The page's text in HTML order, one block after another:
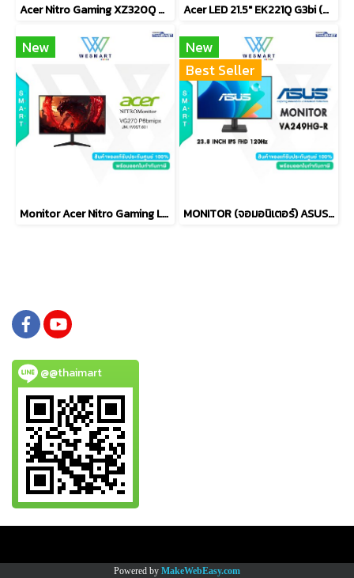
Acer Nitro Gaming XZ320Q W0bmiiphx (UM.JX0ST.001) Acer LED 21.5" EK221Q G3bi (UM.WE1ST.301)
New
Monitor Acer Nitro Gaming LED 27" VG270 P6bmipx (UM.HV0ST.601)
New
Best Seller
MONITOR (จอมอนิเตอร์) ASUS VA249HG-R - 23.8 INCH IPS FHD 120Hz ADAPTIVE-SYNC
@@thaimart
Powered by MakeWebEasy.com